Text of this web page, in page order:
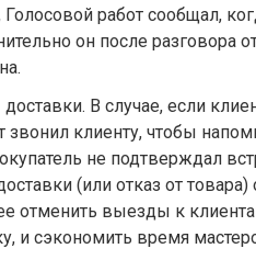
работ сообщал,
он после разговора
В случае, если
звонил клиенту, чтобы
не подтверждал
(или отказ от товара)
отменить выезды к
и сэкономить время